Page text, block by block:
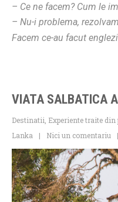
– Ce ne facem? Cum le
– Nu-i problema,
Facem ce-au facut
VIATA SALBATICA
Destinatii Experiente traite din
Lanka
Nici un comentariu